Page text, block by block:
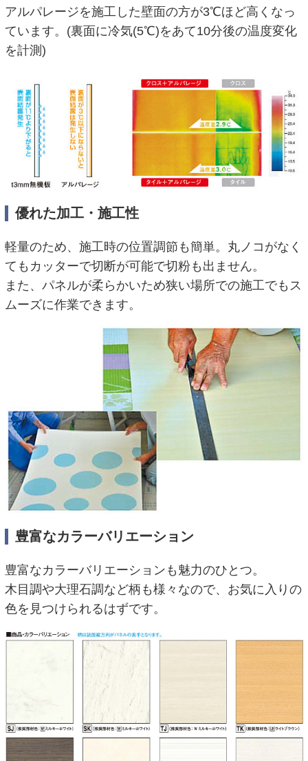
アルパレージを施工した壁面の方が3℃ほど高くなっ
ています。(裏面に冷気(5℃)をあて10分後の温度変化
を計測)
優れた加工・施工性
軽量のため、施工時の位置調節も簡単。丸ノコがなく
てもカッターで切断が可能で切粉も出ません。
また、パネルが柔らかいため狭い場所での施工でもス
ムーズに作業できます。
豊富なカラーバリエーション
豊富なカラーバリエーションも魅力のひとつ。
木目調や大理石調など柄も様々なので、お気に入りの
色を見つけられるはずです。